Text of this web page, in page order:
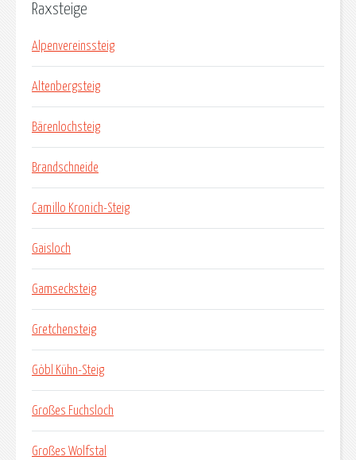
Raxsteige
Alpenvereinssteig
Altenbergsteig
Bärenlochsteig
Brandschneide
Camillo Kronich-Steig
Gaisloch
Gamsecksteig
Gretchensteig
Göbl Kühn-Steig
Großes Fuchsloch
Großes Wolfstal